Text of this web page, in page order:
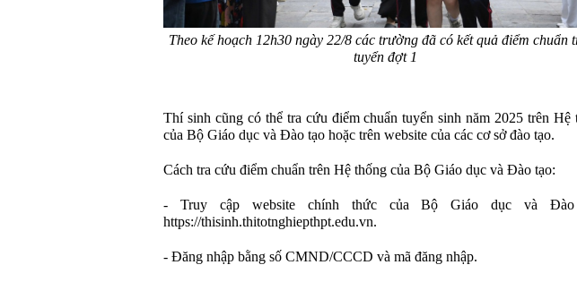
Theo kế hoạch 12h30 ngày 22/8 các trường đã có kết quả điểm chuẩn
tuyển đợt 1
Thí sinh cũng có thể tra cứu điểm chuẩn tuyển sinh năm 2025 trên Hệ
của Bộ Giáo dục và Đào tạo hoặc trên website của các cơ sở đào tạo.
Cách tra cứu điểm chuẩn trên Hệ thống của Bộ Giáo dục và Đào tạo:
- Truy cập website chính thức của Bộ Giáo dục và Đào
https://thisinh.thitotnghiepthpt.edu.vn.
- Đăng nhập bằng số CMND/CCCD và mã đăng nhập.